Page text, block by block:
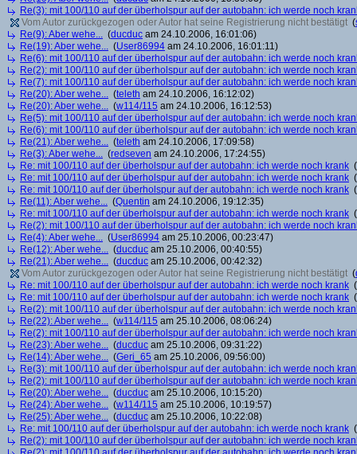
Re(3): mit 100/110 auf der überholspur auf der autobahn: ich werde noch
Vom Autor zurückgezogen oder Autor hat seine Registrierung nicht bestätigt (
Re(9): Aber wehe... (ducduc am 24.10.2006, 16:01:06)
Re(19): Aber wehe... (User86994 am 24.10.2006, 16:01:11)
Re(6): mit 100/110 auf der überholspur auf der autobahn: ich werde noch
Re(2): mit 100/110 auf der überholspur auf der autobahn: ich werde noch
Re(7): mit 100/110 auf der überholspur auf der autobahn: ich werde noch
Re(20): Aber wehe... (teleth am 24.10.2006, 16:12:02)
Re(20): Aber wehe... (w114/115 am 24.10.2006, 16:12:53)
Re(5): mit 100/110 auf der überholspur auf der autobahn: ich werde noch
Re(6): mit 100/110 auf der überholspur auf der autobahn: ich werde noch
Re(21): Aber wehe... (teleth am 24.10.2006, 17:09:58)
Re(3): Aber wehe... (redseven am 24.10.2006, 17:24:55)
Re: mit 100/110 auf der überholspur auf der autobahn: ich werde noch krank (
Re: mit 100/110 auf der überholspur auf der autobahn: ich werde noch krank (
Re: mit 100/110 auf der überholspur auf der autobahn: ich werde noch krank (
Re(11): Aber wehe... (Quentin am 24.10.2006, 19:12:35)
Re: mit 100/110 auf der überholspur auf der autobahn: ich werde noch krank (
Re(2): mit 100/110 auf der überholspur auf der autobahn: ich werde noch
Re(4): Aber wehe... (User86994 am 25.10.2006, 00:23:47)
Re(12): Aber wehe... (ducduc am 25.10.2006, 00:40:55)
Re(21): Aber wehe... (ducduc am 25.10.2006, 00:42:32)
Vom Autor zurückgezogen oder Autor hat seine Registrierung nicht bestätigt (
Re: mit 100/110 auf der überholspur auf der autobahn: ich werde noch krank (
Re: mit 100/110 auf der überholspur auf der autobahn: ich werde noch krank (
Re(2): mit 100/110 auf der überholspur auf der autobahn: ich werde noch
Re(22): Aber wehe... (w114/115 am 25.10.2006, 08:06:24)
Re(2): mit 100/110 auf der überholspur auf der autobahn: ich werde noch
Re(23): Aber wehe... (ducduc am 25.10.2006, 09:31:22)
Re(14): Aber wehe... (Geri_65 am 25.10.2006, 09:56:00)
Re(3): mit 100/110 auf der überholspur auf der autobahn: ich werde noch
Re(2): mit 100/110 auf der überholspur auf der autobahn: ich werde noch
Re(20): Aber wehe... (ducduc am 25.10.2006, 10:15:20)
Re(24): Aber wehe... (w114/115 am 25.10.2006, 10:19:57)
Re(25): Aber wehe... (ducduc am 25.10.2006, 10:22:08)
Re: mit 100/110 auf der überholspur auf der autobahn: ich werde noch krank (
Re(2): mit 100/110 auf der überholspur auf der autobahn: ich werde noch